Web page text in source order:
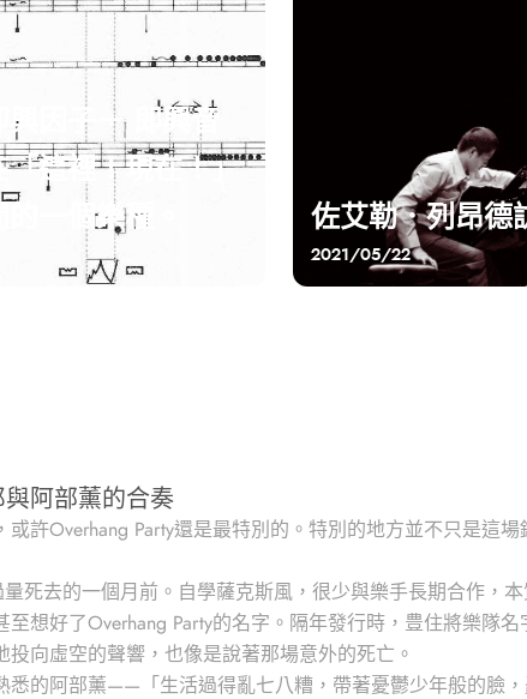
興因子－ 即興音
「這裡！現在！」
一個樂種。
佐艾勒．列昂德
2021/05/22
阿部薰的合奏
許Overhang Party還是最特別的。特別的地方並不只是這
死去的一個月前。自學薩克斯風，很少與樂手長期合作，
想好了Overhang Party的名字。隔年發行時，豊住將樂隊
向虛空的聲響，也像是說著那場意外的死亡。
悉的阿部薰——「生活過得亂七八糟，帶著憂鬱少年般的臉